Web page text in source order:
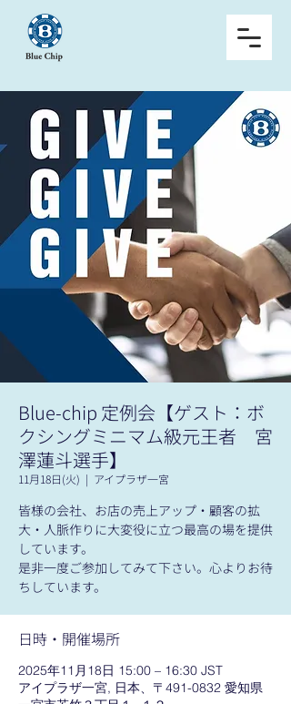
Blue-chip 定例会【ゲスト：ボ
クシングミニマム級元王者 宮
澤蓮斗選手】
11月18日(火)
  |
アイプラザ一宮
皆様の会社、お店の売上アップ・顧客の拡
大・人脈作りに大変役に立つ最高の場を提供
しています。
是非一度ご参加してみて下さい。心よりお待
ちしています。
日時・開催場所
2025年11月18日 15:00 – 16:30 JST
アイプラザ一宮, 日本、〒491-0832 愛知県